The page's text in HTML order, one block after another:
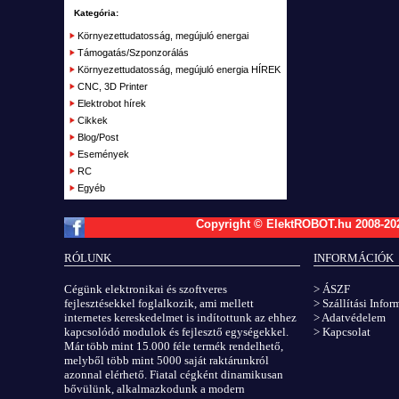
Plusz
Kifutott termékek
Garázs
Kategória:
Környezettudatosság, megújuló energai
Támogatás/Szponzorálás
Környezettudatosság, megújuló energia HÍREK
CNC, 3D Printer
Elektrobot hírek
Cikkek
Blog/Post
Események
RC
Egyéb
Copyright © ElektROBOT.hu 2008-
RÓLUNK
Cégünk elektronikai és szoftveres
fejlesztésekkel foglalkozik, ami mellett
internetes kereskedelmet is indítottunk az ehhez
kapcsolódó modulok és fejlesztő egységekkel.
Már több mint 15.000 féle termék rendelhető,
melyből több mint 5000 saját raktárunkról
azonnal elérhető. Fiatal cégként dinamikusan
bővülünk, alkalmazkodunk a modern
INFORMÁCIÓK
> ÁSZF
> Szállítási
> Adatvédelem
> Kapcsolat